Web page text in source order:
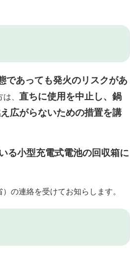
であっても発火のリスクがあ
、 直ちに使用を中止し、鍋
広がらないための措置を講
る小型充電式電池の回収箱に
の連絡を受けてお知らします。